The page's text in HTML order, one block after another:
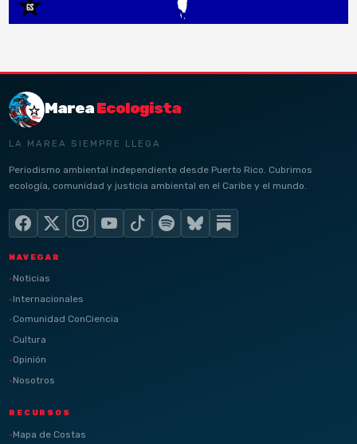
MareaEcologista
LA MAREA SIEMPRE LLEGA
Periodismo ambiental independiente desde Puerto Rico. Cubrimos
ecología, comunidad y justicia ambiental en el Caribe y el mundo.
NAVEGAR
Noticias
Internacionales
Comunidad ConCiencia
Cultura
Opinión
Nosotros
RECURSOS
Mapa de Costas